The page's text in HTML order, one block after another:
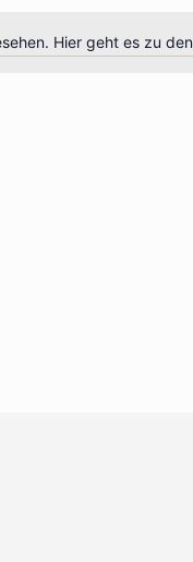
Hinweis
Hier geht es zu den